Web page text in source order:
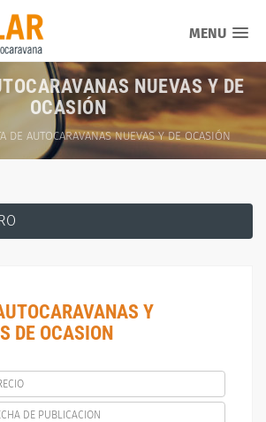
MENU
NUEVAS Y DE
OCASIÓN
DE AUTOCARAVANAS NUEVAS Y DE OCASIÓN
Y
DE OCASION
DE PUBLICACION